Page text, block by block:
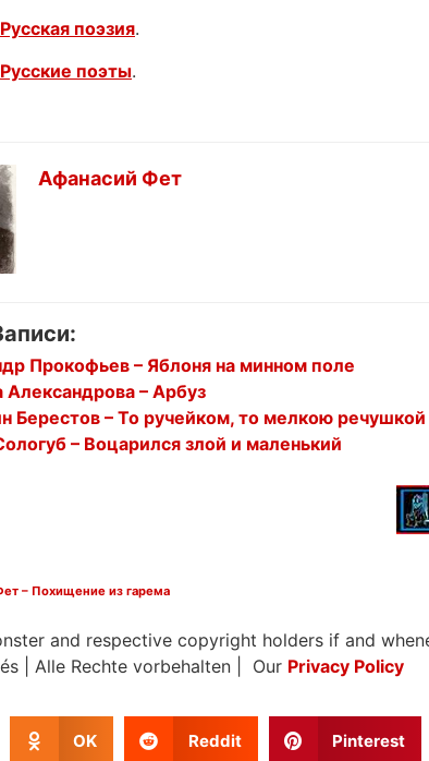
Русская поэзия.
Русские поэты.
Афанасий Фет
Прокофьев – Яблоня на минном поле
Александрова – Арбуз
Берестов – То ручейком, то мелкою речушкой
– Воцарился злой и маленький
– Похищение из гарема
and respective copyright holders if and
Alle Rechte vorbehalten | Our Privacy Policy
OK Reddit Pinterest